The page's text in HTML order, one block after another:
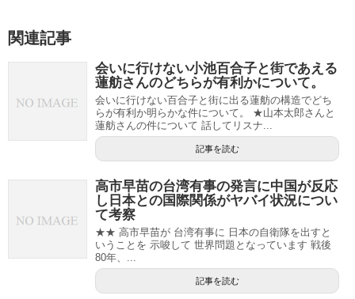
関連記事
会いに行けない小池百合子と街であえる
蓮舫さんのどちらが有利かについて。
会いに行けない百合子と街に出る蓮舫の構造でどち
らが有利か明らかな件について。 ★山本太郎さんと
蓮舫さんの件について 話してリスナ...
記事を読む
高市早苗の台湾有事の発言に中国が反応
し日本との国際関係がヤバイ状況につい
て考察
★★ 高市早苗が 台湾有事に 日本の自衛隊を出すと
いうことを 示唆して 世界問題となっています 戦後
80年、...
記事を読む